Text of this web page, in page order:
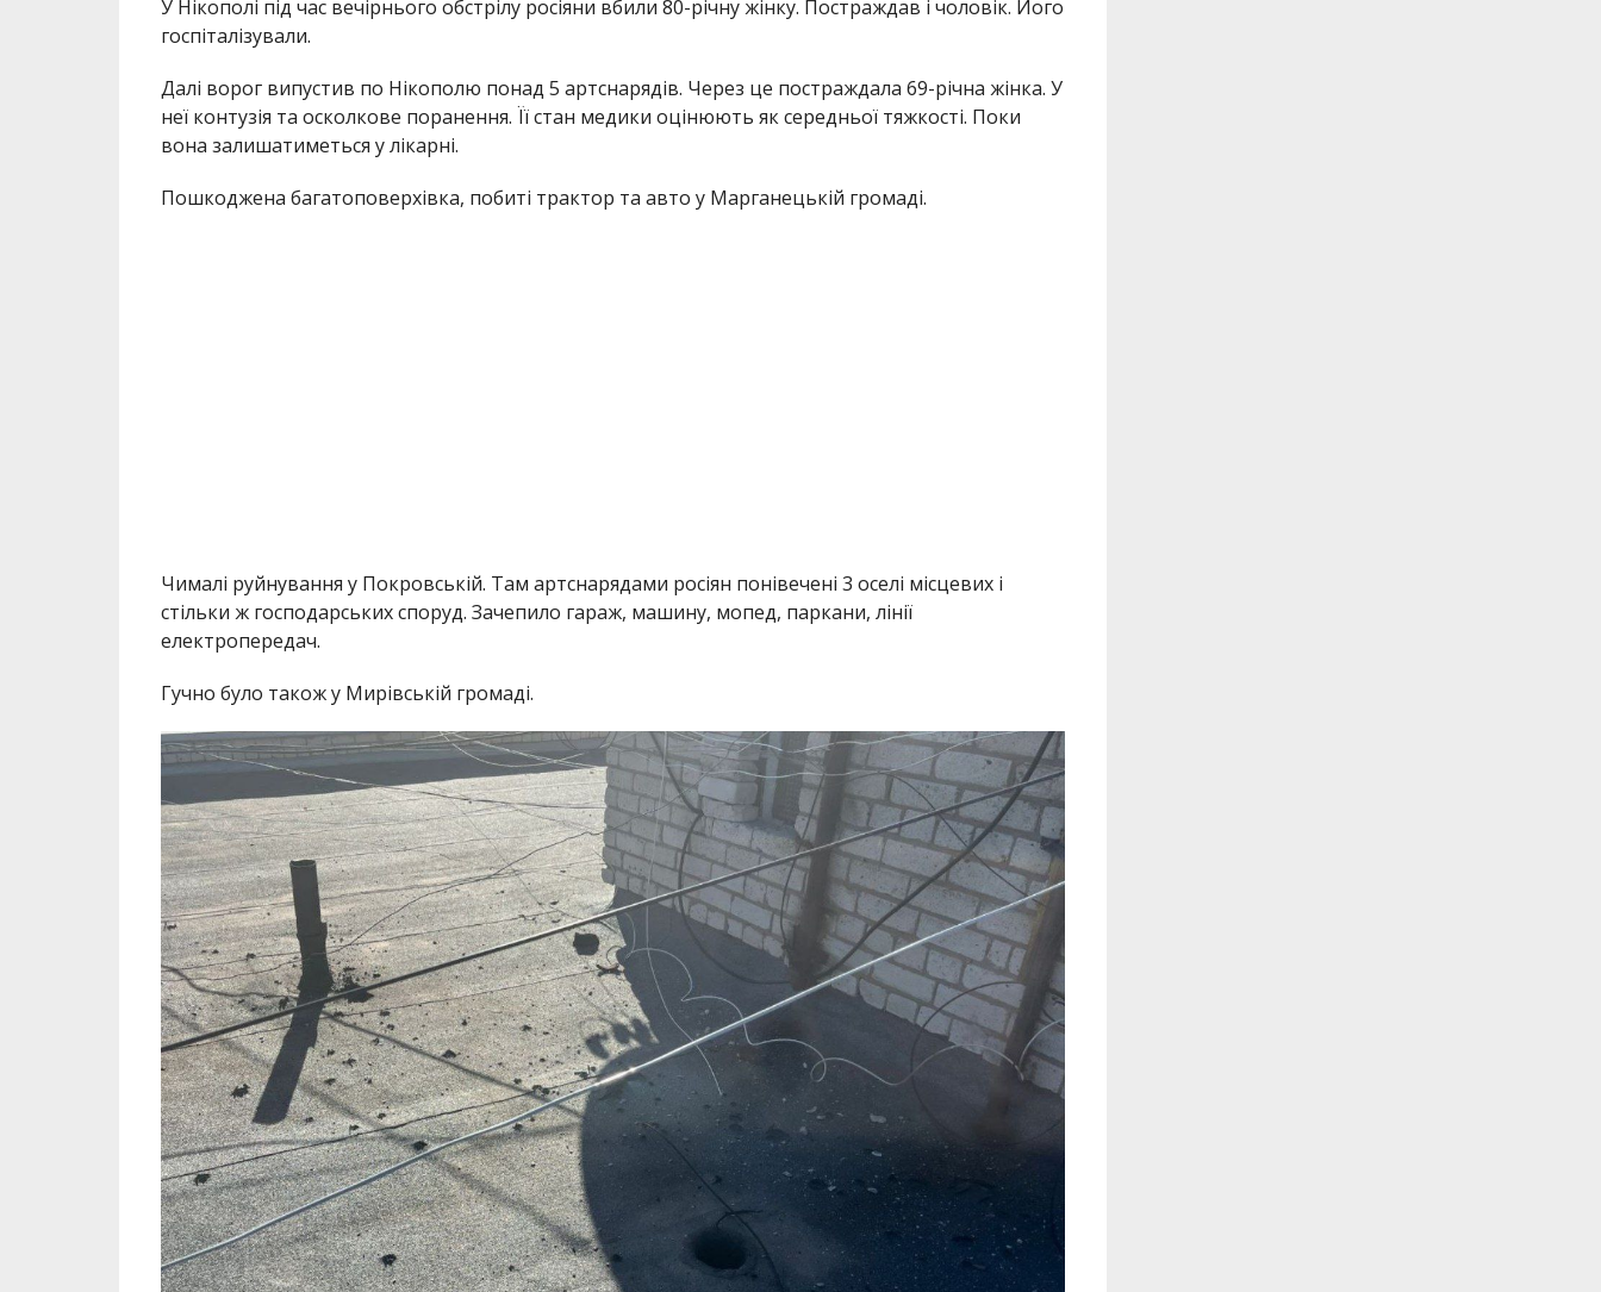
У Нікополі під час вечірнього обстрілу росіяни вбили 80-річну жінку. Постраждав і чоловік. Його
госпіталізували.
Далі ворог випустив по Нікополю понад 5 артснарядів. Через це постраждала 69-річна жінка. У
неї контузія та осколкове поранення. Її стан медики оцінюють як середньої тяжкості. Поки
вона залишатиметься у лікарні.
Пошкоджена багатоповерхівка, побиті трактор та авто у Марганецькій громаді.
Чималі руйнування у Покровській. Там артснарядами росіян понівечені 3 оселі місцевих і
стільки ж господарських споруд. Зачепило гараж, машину, мопед, паркани, лінії
електропередач.
Гучно було також у Мирівській громаді.